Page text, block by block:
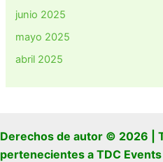
junio 2025
mayo 2025
abril 2025
Derechos de autor © 2026 |
pertenecientes a TDC Events